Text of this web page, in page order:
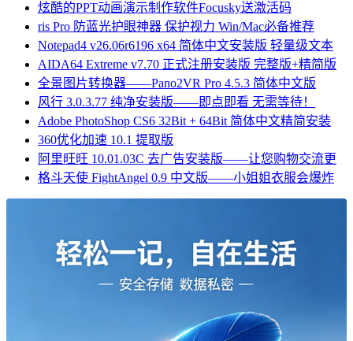
炫酷的PPT动画演示制作软件Focusky送激活码
ris Pro 防蓝光护眼神器 保护视力 Win/Mac必备推荐
Notepad4 v26.06r6196 x64 简体中文安装版 轻量级文本
AIDA64 Extreme v7.70 正式注册安装版 完整版+精简版
全景图片转换器——Pano2VR Pro 4.5.3 简体中文版
风行 3.0.3.77 纯净安装版——即点即看 无需等待！
Adobe PhotoShop CS6 32Bit + 64Bit 简体中文精简安装
360优化加速 10.1 提取版
阿里旺旺 10.01.03C 去广告安装版——让您购物交流更
格斗天使 FightAngel 0.9 中文版——小姐姐衣服会爆炸